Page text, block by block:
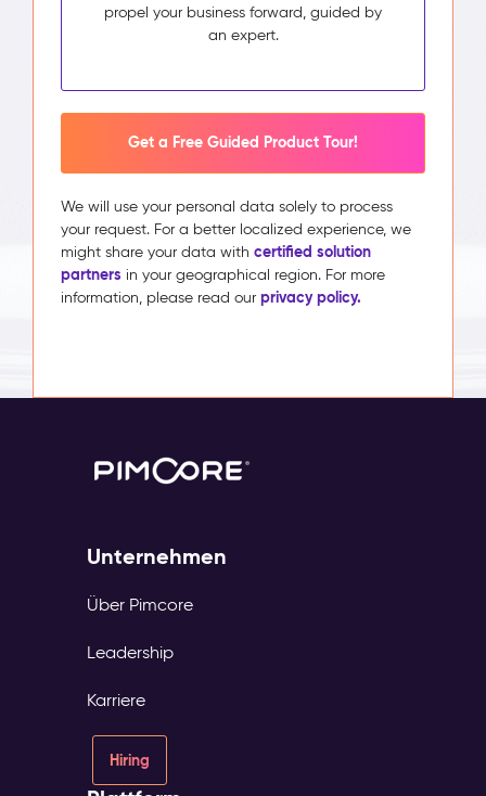
propel your business forward, guided by
an expert.
Get a Free Guided Product Tour!
We will use your personal data solely to process
your request. For a better localized experience, we
might share your data with certified solution
partners in your geographical region. For more
information, please read our privacy policy.
Unternehmen
Über Pimcore
Leadership
Karriere
Hiring